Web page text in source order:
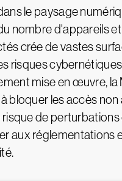
le paysage
nombre d'appareils
crée de vastes
risques
mise en œuvre, la
bloquer les accès non
risque de
aux réglementations